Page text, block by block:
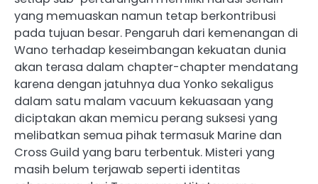
yang memuaskan namun tetap berkontribusi
pada tujuan besar. Pengaruh dari kemenangan di
Wano terhadap keseimbangan kekuatan dunia
akan terasa dalam chapter-chapter mendatang
karena dengan jatuhnya dua Yonko sekaligus
dalam satu malam vacuum kekuasaan yang
diciptakan akan memicu perang suksesi yang
melibatkan semua pihak termasuk Marine dan
Cross Guild yang baru terbentuk. Misteri yang
masih belum terjawab seperti identitas